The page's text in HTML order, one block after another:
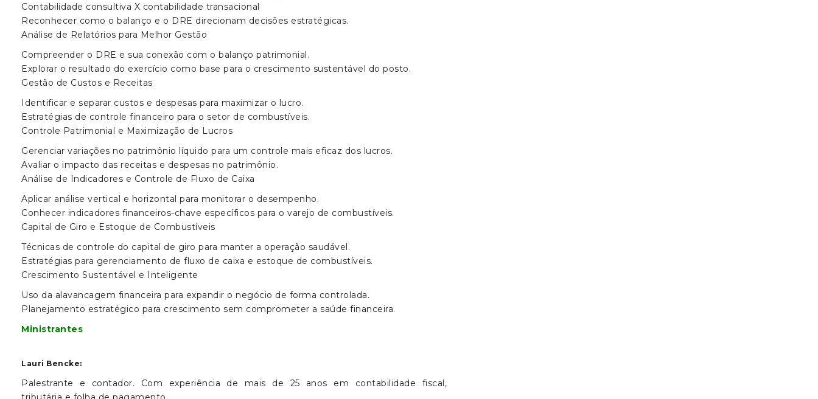
Contabilidade consultiva X contabilidade transacional
Reconhecer como o balanço e o DRE direcionam decisões estratégicas.
Análise de Relatórios para Melhor Gestão
Compreender o DRE e sua conexão com o balanço patrimonial.
Explorar o resultado do exercício como base para o crescimento sustentável do posto.
Gestão de Custos e Receitas
Identificar e separar custos e despesas para maximizar o lucro.
Estratégias de controle financeiro para o setor de combustíveis.
Controle Patrimonial e Maximização de Lucros
Gerenciar variações no patrimônio líquido para um controle mais eficaz dos lucros.
Avaliar o impacto das receitas e despesas no patrimônio.
Análise de Indicadores e Controle de Fluxo de Caixa
Aplicar análise vertical e horizontal para monitorar o desempenho.
Conhecer indicadores financeiros-chave específicos para o varejo de combustíveis.
Capital de Giro e Estoque de Combustíveis
Técnicas de controle do capital de giro para manter a operação saudável.
Estratégias para gerenciamento de fluxo de caixa e estoque de combustíveis.
Crescimento Sustentável e Inteligente
Uso da alavancagem financeira para expandir o negócio de forma controlada.
Planejamento estratégico para crescimento sem comprometer a saúde financeira.
Ministrantes
Lauri Bencke:
Palestrante e contador. Com experiência de mais de 25 anos em contabilidade fiscal,